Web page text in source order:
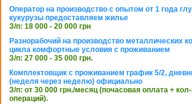
Оператор на производство с опытом от 1 года
кукурузы предоставляем жилье
З/п: 18 000 - 20 000 грн
Разнорабочий на производство металлических
цикла комфортные условия с проживанием
З/п: 27 000 - 35 000 грн.
Комплектовщик с проживанием график 5/2,
(неделя через неделю) официально
З/п: от 30 000 грн./месяц (почасовая оплата +
операций).